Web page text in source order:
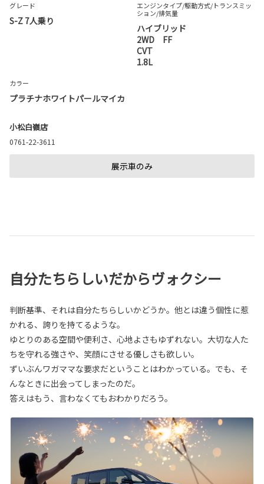
グレード
S-Z 7人乗り
エンジンタイプ/駆動方式/トランスミッ
ション/排気量
ハイブリッド
2WD FF
CVT
1.8L
カラー
プラチナホワイトパールマイカ
小松白嶺店
0761-22-3611
展示車のみ
自分たちらしいだからヴォクシー
判断基準、それは自分たちらしいかどうか。他とは違う個性に惹
かれる、誇りを持てるような。
ゆとりのある空間や便利さ、心地よさもゆずれない。大切な人た
ちを守れる強さや、笑顔にさせる優しさも欲しい。
ずいぶんワガママな要求だということはわかっている。でも、そ
んなときに出会ってしまったのだ。
答えはもう、言わなくてもおわかりだろう。